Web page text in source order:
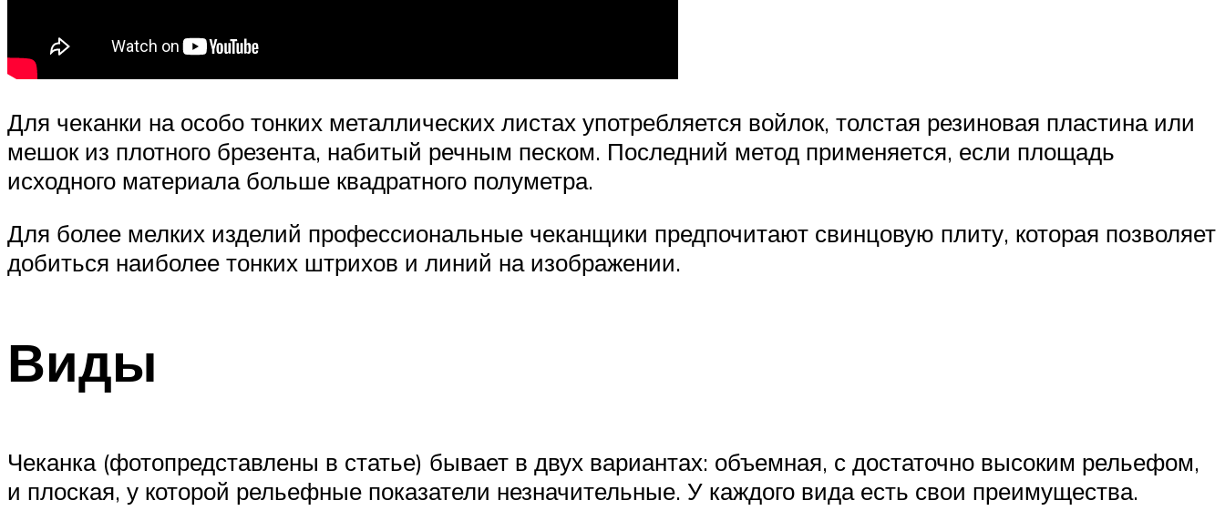
Для чеканки на особо тонких металлических листах употребляется войлок, толстая резиновая пластина или
мешок из плотного брезента, набитый речным песком. Последний метод применяется, если площадь
исходного материала больше квадратного полуметра.
Для более мелких изделий профессиональные чеканщики предпочитают свинцовую плиту, которая позволяет
добиться наиболее тонких штрихов и линий на изображении.
Виды
Чеканка (фотопредставлены в статье) бывает в двух вариантах: объемная, с достаточно высоким рельефом,
и плоская, у которой рельефные показатели незначительные. У каждого вида есть свои преимущества.